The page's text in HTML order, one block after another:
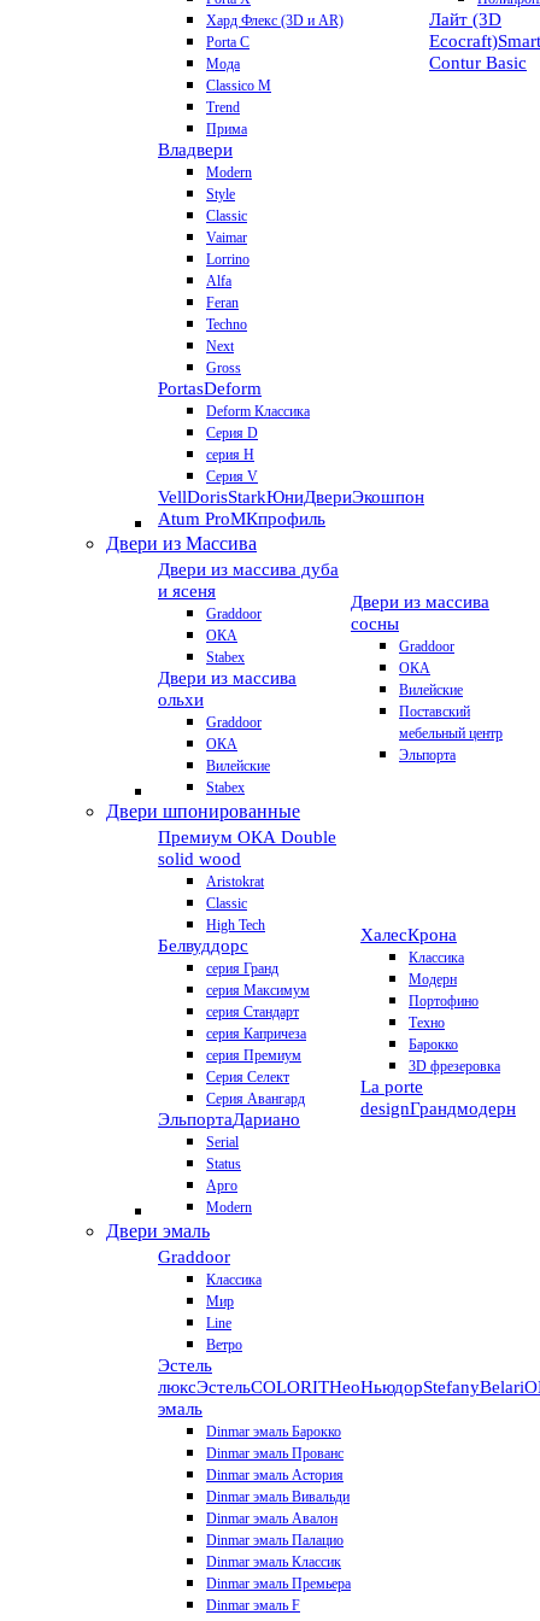
Хард Флекс (3D и AR)
Porta C
Мода
Classico M
Trend
Прима
Владвери
Modern
Style
Classic
Vaimar
Lorrino
Alfa
Feran
Techno
Next
Gross
PortasDeform
Deform Классика
Серия D
серия H
Серия V
VellDorisStarkЮниДвериЭкошпон
Atum ProМКпрофиль
Лайт (3D
Ecocraft)Smart
Contur Basic
Двери из Массива
Двери из массива дуба
и ясеня
Graddoor
ОКА
Stabex
Двери из массива
ольхи
Graddoor
ОКА
Вилейские
Stabex
Двери из массива
сосны
Graddoor
ОКА
Вилейские
Поставский
мебельный центр
Эльпорта
Двери шпонированные
Премиум ОКА Double
solid wood
Aristokrat
Classic
High Tech
Белвуддорс
серия Гранд
серия Максимум
серия Стандарт
серия Капричеза
серия Премиум
Серия Селект
Серия Авангард
ЭльпортаДариано
Serial
Status
Арго
Modern
ХалесКрона
Классика
Модерн
Портофино
Техно
Барокко
3D фрезеровка
La porte
designГрандмодерн
Двери эмаль
Graddoor
Классика
Мир
Line
Ветро
Эстель
люксЭстельCOLORITНеоНьюдорStefanyBelari
эмаль
Dinmar эмаль Барокко
Dinmar эмаль Прованс
Dinmar эмаль Астория
Dinmar эмаль Вивальди
Dinmar эмаль Авалон
Dinmar эмаль Палацио
Dinmar эмаль Классик
Dinmar эмаль Премьера
Dinmar эмаль F